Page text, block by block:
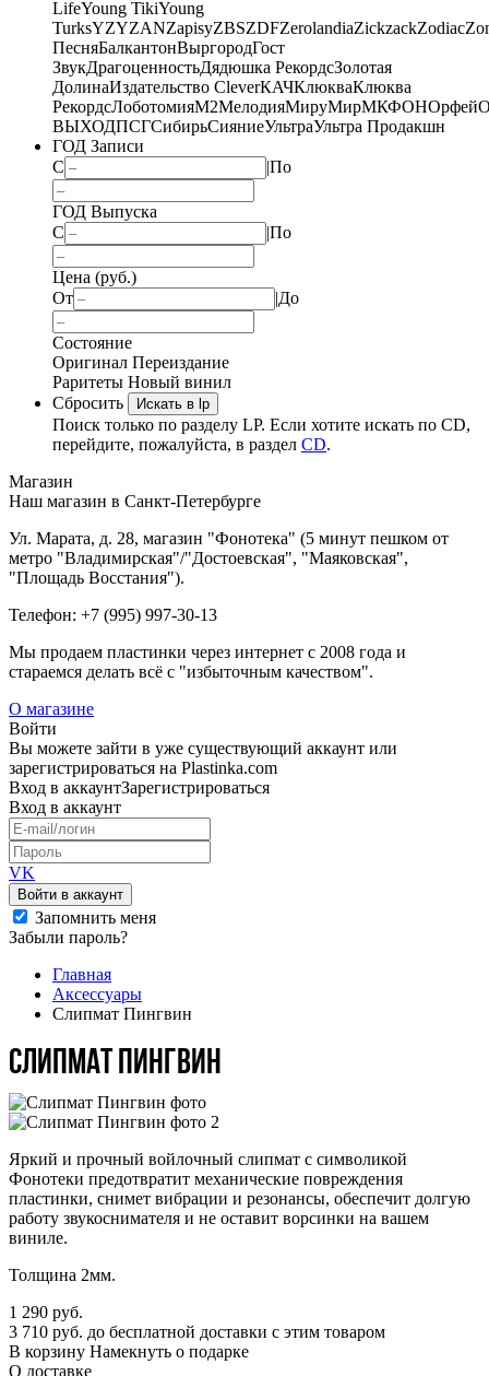
LifeYoung TikiYoung
TurksYZYZANZapisyZBSZDFZerolandiaZickzackZodiac
ПесняБалкантонВыргородГост
ЗвукДрагоценностьДядюшка РекордсЗолотая
ДолинаИздательство CleverКАЧКлюкваКлюква
РекордсЛоботомияМ2МелодияМируМирМКФОНОрфей
ВЫХОДПСГСибирьСияниеУльтраУльтра Продакшн
ГОД Записи
С
|По
ГОД Выпуска
С
|По
Цена (руб.)
От
|До
Состояние
Оригинал Переиздание
Раритеты Новый винил
Сбросить
Искать в lp
Поиск только по разделу LP. Если хотите искать по CD,
перейдите, пожалуйста, в раздел CD.
Магазин
Наш магазин в Санкт-Петербурге
Ул. Марата, д. 28, магазин "Фонотека" (5 минут пешком от
метро "Владимирская"/"Достоевская", "Маяковская",
"Площадь Восстания").
Телефон: +7 (995) 997-30-13
Мы продаем пластинки через интернет c 2008 года и
стараемся делать всё с "избыточным качеством".
О магазине
Войти
Вы можете зайти в уже существующий аккаунт или
зарегистрироваться на Plastinka.com
Вход в аккаунтЗарегистрироваться
Вход в аккаунт
VK
Войти в аккаунт
Запомнить меня
Забыли пароль?
Главная
Аксессуары
Слипмат Пингвин
Слипмат Пингвин
Яркий и прочный войлочный слипмат с символикой
Фонотеки предотвратит механические повреждения
пластинки, снимет вибрации и резонансы, обеспечит долгую
работу звукоснимателя и не оставит ворсинки на вашем
виниле.
Толщина 2мм.
1 290 руб.
3 710 руб. до бесплатной доставки с этим товаром
В корзину Намекнуть о подарке
О доставке